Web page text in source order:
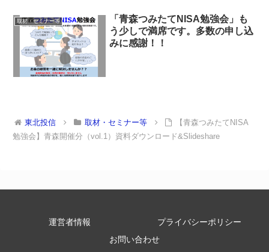
取材・セミナー等
「青森つみたてNISA勉強会」も
う少しで満席です。多数の申し込
みに感謝！！
東北投信 取材・セミナー等
【青森つみたてNISA
勉強会】青森開催分（vol.1）資料ダウンロード&Slideshare
運営者情報
プライバシーポリシー
お問い合わせ